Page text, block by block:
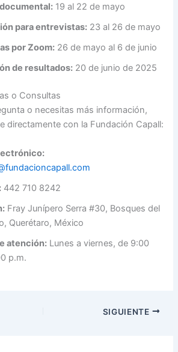
19 al 22 de mayo
para entrevistas: 23 al 26 de mayo
por Zoom: 26 de mayo al 6 de junio
de resultados: 20 de junio de 2025
o Consultas
o necesitas más información,
directamente con la Fundación Capall:
442 710 8242
Fray Junípero Serra #30, Bosques del
Querétaro, México
atención: Lunes a viernes, de 9:00
p.m.
SIGUIENTE